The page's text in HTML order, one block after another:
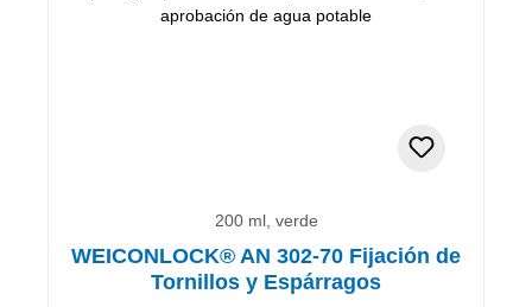
200 ml, verde
WEICONLOCK® AN 302-70 Fijación de
Tornillos y Espárragos